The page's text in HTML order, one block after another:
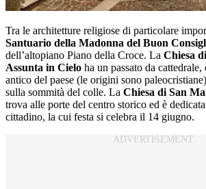
Tra le architetture religiose di particolare
Santuario della Madonna del Buon
dell’altopiano Piano della Croce. La Chiesa
Assunta in Cielo ha un passato da
antico del paese (le origini sono
sulla sommità del colle. La Chiesa di San
trova alle porte del centro storico ed è
cittadino, la cui festa si celebra il 14 giugno.